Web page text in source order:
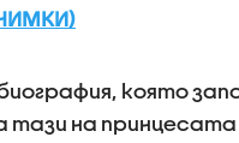
която
тази на принцесата